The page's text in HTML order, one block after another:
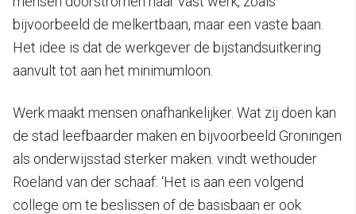
bijvoorbeeld de melkertbaan, maar een vaste baan.
Het idee is dat de werkgever de bijstandsuitkering
aanvult tot aan het minimumloon.
Werk maakt mensen onafhankelijker. Wat zij doen kan
de stad leefbaarder maken en bijvoorbeeld Groningen
als onderwijsstad sterker maken. vindt wethouder
Roeland van der schaaf: ‘Het is aan een volgend
college om te beslissen of de basisbaan er ook